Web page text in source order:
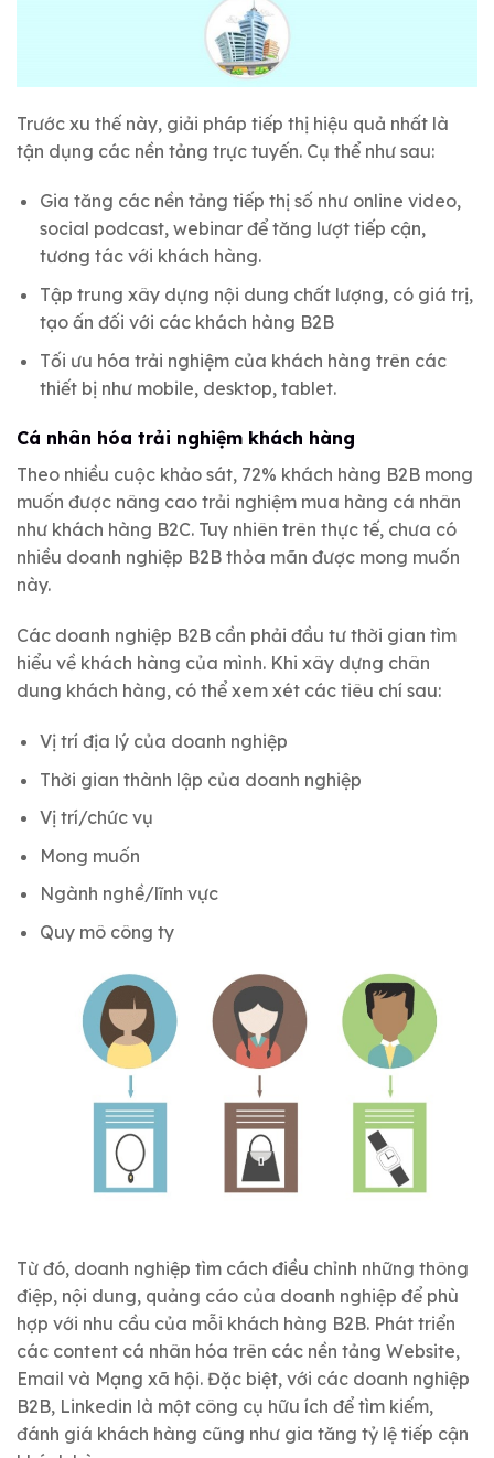
Trước xu thế này, giải pháp tiếp thị hiệu quả nhất là
tận dụng các nền tảng trực tuyến. Cụ thể như sau:
Gia tăng các nền tảng tiếp thị số như online video,
social podcast, webinar để tăng lượt tiếp cận,
tương tác với khách hàng.
Tập trung xây dựng nội dung chất lượng, có giá trị,
tạo ấn đối với các khách hàng B2B
Tối ưu hóa trải nghiệm của khách hàng trên các
thiết bị như mobile, desktop, tablet.
Cá nhân hóa trải nghiệm khách hàng
Theo nhiều cuộc khảo sát, 72% khách hàng B2B mong
muốn được nâng cao trải nghiệm mua hàng cá nhân
như khách hàng B2C. Tuy nhiên trên thực tế, chưa có
nhiều doanh nghiệp B2B thỏa mãn được mong muốn
này.
Các doanh nghiệp B2B cần phải đầu tư thời gian tìm
hiểu về khách hàng của mình. Khi xây dựng chân
dung khách hàng, có thể xem xét các tiêu chí sau:
Vị trí địa lý của doanh nghiệp
Thời gian thành lập của doanh nghiệp
Vị trí/chức vụ
Mong muốn
Ngành nghề/lĩnh vực
Quy mô công ty
Từ đó, doanh nghiệp tìm cách điều chỉnh những thông
điệp, nội dung, quảng cáo của doanh nghiệp để phù
hợp với nhu cầu của mỗi khách hàng B2B. Phát triển
các content cá nhân hóa trên các nền tảng Website,
Email và Mạng xã hội. Đặc biệt, với các doanh nghiệp
B2B, Linkedin là một công cụ hữu ích để tìm kiếm,
đánh giá khách hàng cũng như gia tăng tỷ lệ tiếp cận